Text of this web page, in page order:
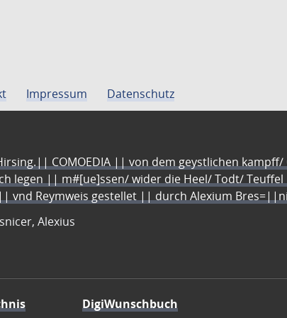
Impressum Datenschutz
COMOEDIA || von dem geystlichen
legen || m#[ue]ssen/ wider die Heel/ Todt/
vnd Reymweis gestellet || durch Alexium
Alexius
DigiWunschbuch